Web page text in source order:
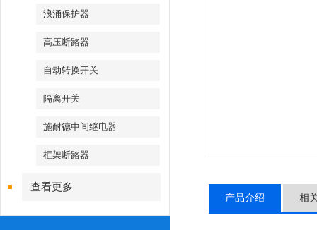
浪涌保护器
高压断路器
自动转换开关
隔离开关
施耐德中间继电器
框架断路器
查看更多
产品介绍 相